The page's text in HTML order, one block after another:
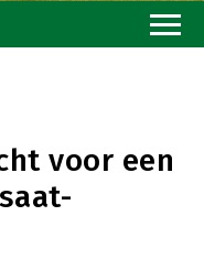
voor een